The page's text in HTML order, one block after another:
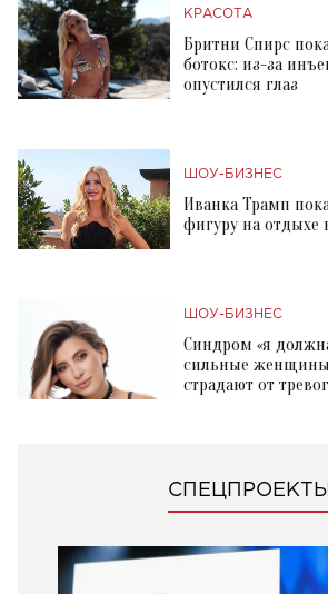
КРАСОТА
Бритни Спирс
ботокс: из-за
опустился глаз
ШОУ-БИЗНЕС
Иванка Трамп
фигуру на отдыхе
ШОУ-БИЗНЕС
Синдром «я
сильные
страдают от
СПЕЦПРОЕКТЫ